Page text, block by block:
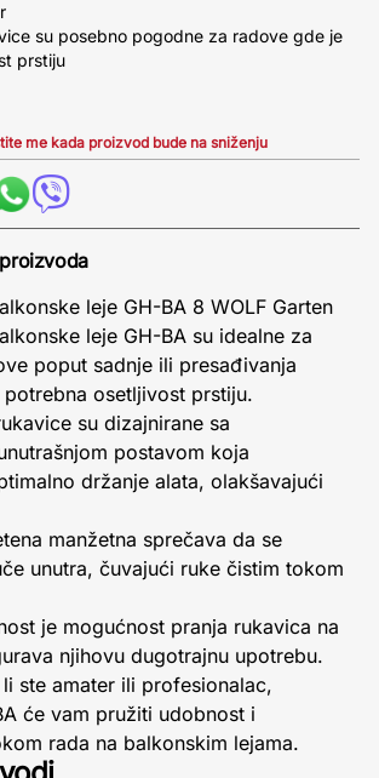
su posebno pogodne za radove gde je
prstiju
me kada proizvod bude na sniženju
leje GH-BA 8 WOLF Garten
leje GH-BA su idealne za
poput sadnje ili presađivanja
osetljivost prstiju.
su dizajnirane sa
postavom koja
držanje alata, olakšavajući
manžetna sprečava da se
unutra, čuvajući ruke čistim tokom
je mogućnost pranja rukavica na
njihovu dugotrajnu upotrebu.
ste amater ili profesionalac,
će vam pružiti udobnost i
rada na balkonskim lejama.